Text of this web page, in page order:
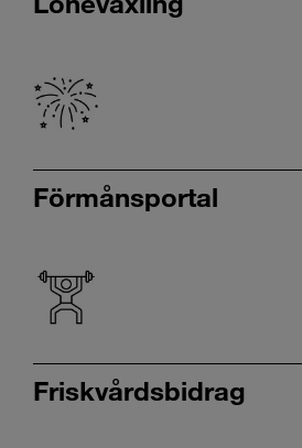
Förmånsportal
Friskvårdsbidrag